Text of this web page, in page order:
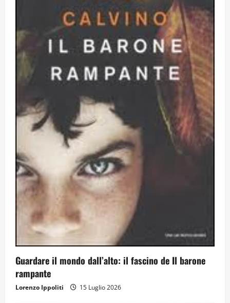
Guardare il mondo dall’alto: il fascino de Il barone
rampante
Lorenzo Ippoliti 15 Luglio 2026